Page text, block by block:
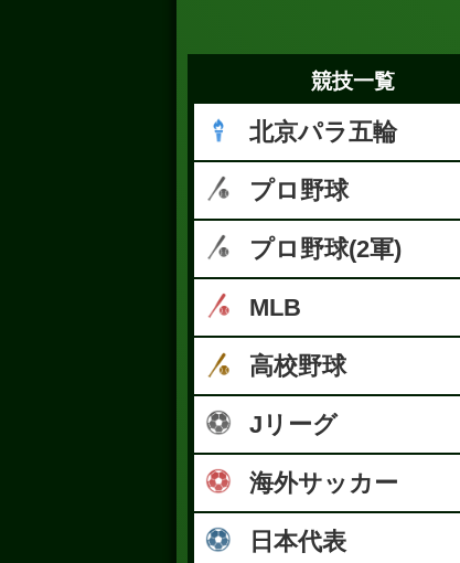
競技一覧
北京パラ五輪
プロ野球
プロ野球(2軍)
MLB
高校野球
Jリーグ
海外サッカー
日本代表